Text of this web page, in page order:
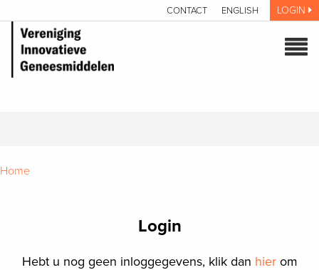
LOGIN
CONTACT ENGLISH
Home
Login
Hebt u nog geen inloggegevens, klik dan hier om